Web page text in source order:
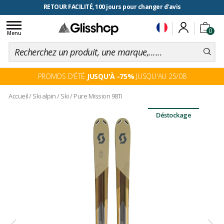
RETOUR FACILITÉ, 100 jours pour changer d'avis
0
Toggle
navigation
Menu
PROMOS D'ÉTÉ JUSQU'À -75% JUSQU'AU 25/08
Accueil/Ski alpin/Ski/Pure Mission 98Ti
Déstockage